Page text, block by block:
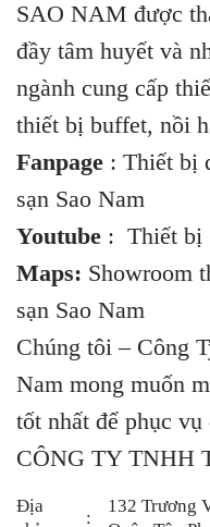
SAO NAM được
đầy tâm huyết và
ngành cung cấp
thiết bị buffet, nồi
Fanpage : Thiết bị
sạn Sao Nam
Youtube : Thiết bị
Maps: Showroom
sạn Sao Nam
Chúng tôi – Công
Nam mong muốn
tốt nhất để phục vụ
CÔNG TY TNHH
Địa
:
132 Trương